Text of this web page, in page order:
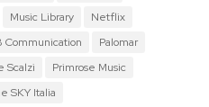
Music Library
Netflix
Communication
Palomar
Scalzi
Primrose Music
SKY Italia